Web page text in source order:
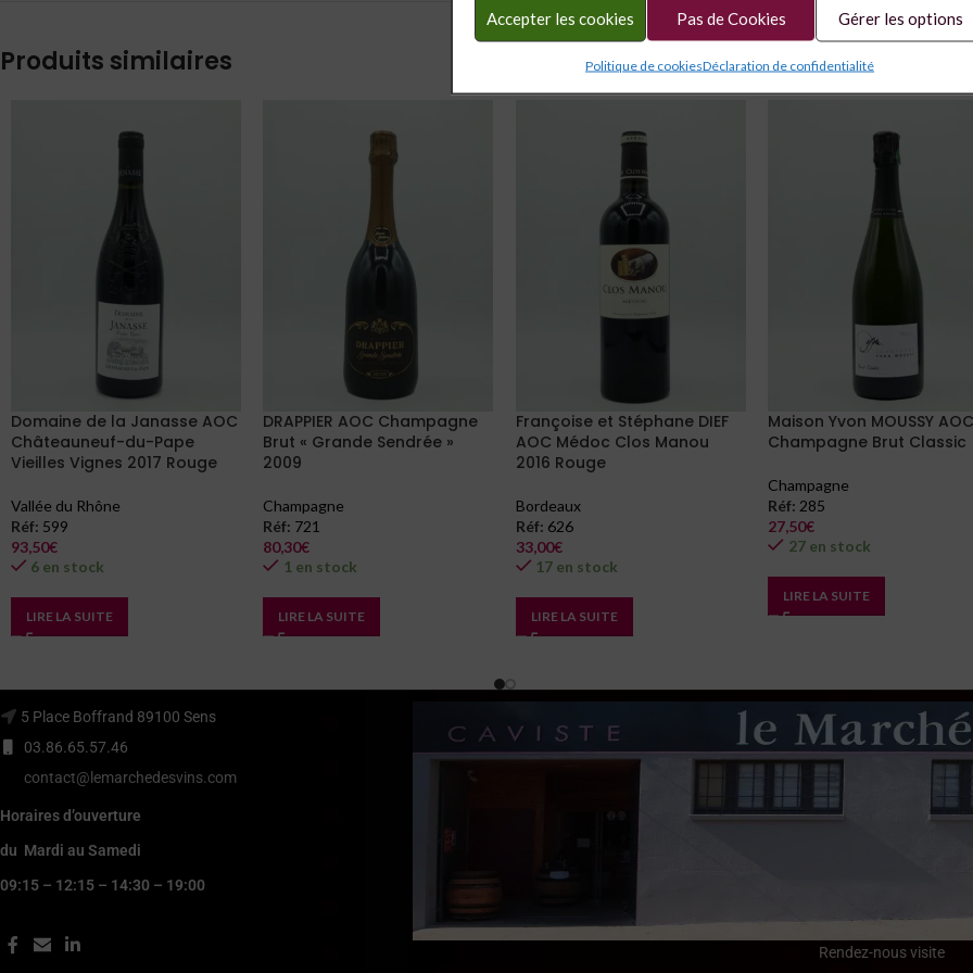
Accepter les cookies Pas de Cookies Gérer les options
Politique de cookiesDéclaration de confidentialité
Produits similaires
Domaine de la Janasse AOC
Châteauneuf-du-Pape
Vieilles Vignes 2017 Rouge
Vallée du Rhône
Réf: 599
93,50€
6 en stock
LIRE LA SUITE
DRAPPIER AOC Champagne
Brut « Grande Sendrée »
2009
Champagne
Réf: 721
80,30€
1 en stock
LIRE LA SUITE
Françoise et Stéphane DIEF
AOC Médoc Clos Manou
2016 Rouge
Bordeaux
Réf: 626
33,00€
17 en stock
LIRE LA SUITE
Maison Yvon MOUSSY AOC
Champagne Brut Classic
Champagne
Réf: 285
27,50€
27 en stock
LIRE LA SUITE
5 Place Boffrand 89100 Sens
03.86.65.57.46
contact@lemarchedesvins.com
Horaires d’ouverture
du Mardi au Samedi
09:15 – 12:15 – 14:30 – 19:00
Rendez-nous visite